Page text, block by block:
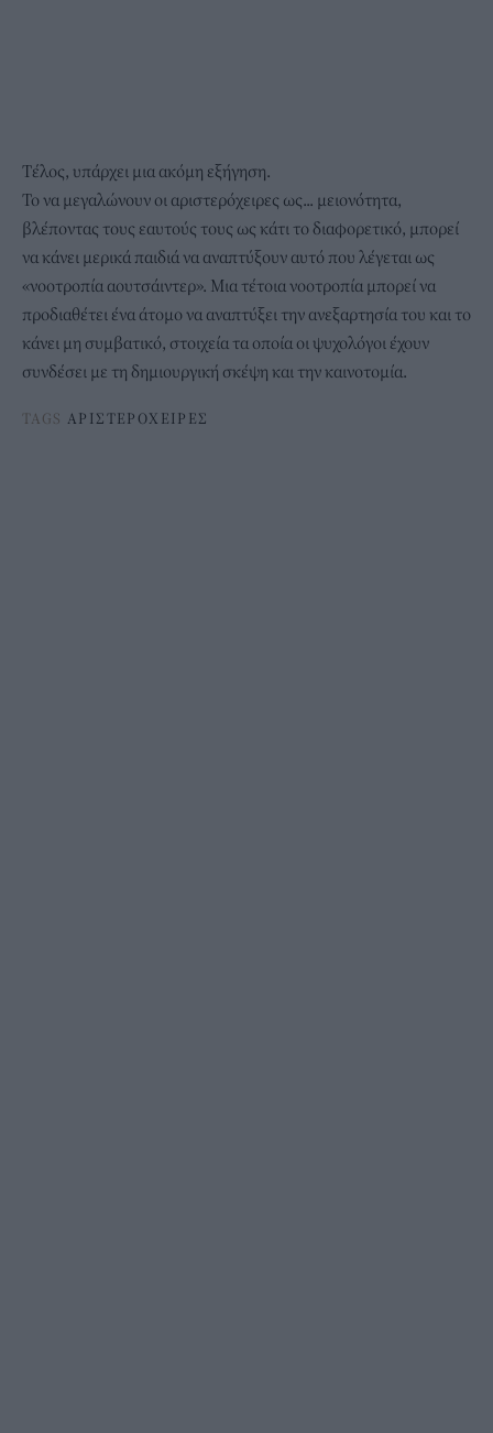
Τέλος, υπάρχει μια ακόμη εξήγηση.
Το να μεγαλώνουν οι αριστερόχειρες ως... μειονότητα,
βλέποντας τους εαυτούς τους ως κάτι το διαφορετικό, μπορεί
να κάνει μερικά παιδιά να αναπτύξουν αυτό που λέγεται ως
«νοοτροπία αουτσάιντερ». Μια τέτοια νοοτροπία μπορεί να
προδιαθέτει ένα άτομο να αναπτύξει την ανεξαρτησία του και το
κάνει μη συμβατικό, στοιχεία τα οποία οι ψυχολόγοι έχουν
συνδέσει με τη δημιουργική σκέψη και την καινοτομία.
TAGS ΑΡΙΣΤΕΡΟΧΕΙΡΕΣ